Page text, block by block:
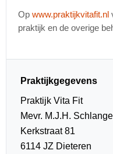
Opwww.praktijkvitafit.nl
praktijk en de overige
Praktijkgegevens
Praktijk Vita Fit
Mevr. M.J.H.
Kerkstraat 81
6114 JZ Dieteren